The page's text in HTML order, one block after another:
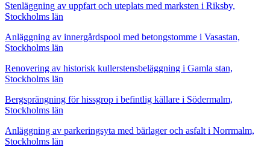
Stenläggning av uppfart och uteplats med marksten i Riksby,
Stockholms län
Anläggning av innergårdspool med betongstomme i Vasastan,
Stockholms län
Renovering av historisk kullerstensbeläggning i Gamla stan,
Stockholms län
Bergsprängning för hissgrop i befintlig källare i Södermalm,
Stockholms län
Anläggning av parkeringsyta med bärlager och asfalt i Norrmalm,
Stockholms län